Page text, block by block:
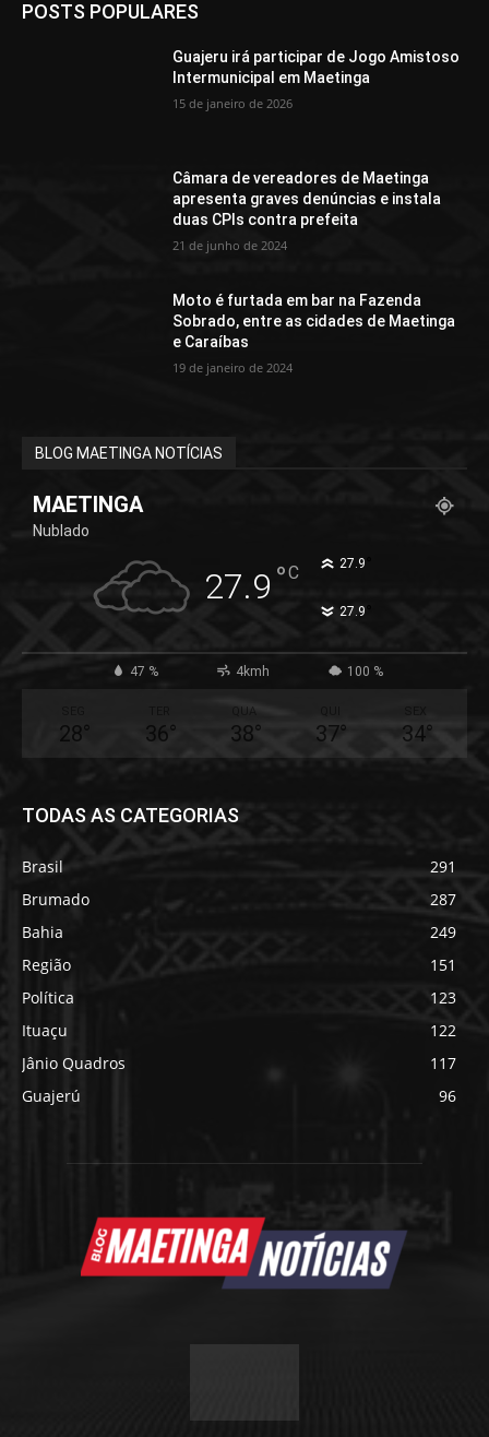
POSTS POPULARES
Guajeru irá participar de Jogo Amistoso
Intermunicipal em Maetinga
15 de janeiro de 2026
Câmara de vereadores de Maetinga
apresenta graves denúncias e instala
duas CPIs contra prefeita
21 de junho de 2024
Moto é furtada em bar na Fazenda
Sobrado, entre as cidades de Maetinga
e Caraíbas
19 de janeiro de 2024
BLOG MAETINGA NOTÍCIAS
MAETINGA
Nublado
27.9 °C 27.9
27.9
47 % 4kmh 100 %
28° 36°
QUA
38° 37° 34°
TODAS AS CATEGORIAS
Brasil
291
Brumado
287
Bahia
249
Região
151
Política
123
Ituaçu
122
Jânio Quadros
117
Guajerú
96